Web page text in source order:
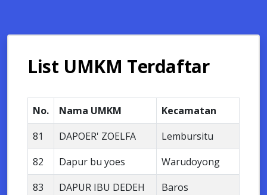
List UMKM Terdaftar
No. Nama UMKM
Kecamatan
81
DAPOER' ZOELFA
Lembursitu
82
Dapur bu yoes
Warudoyong
83
DAPUR IBU DEDEH
Baros